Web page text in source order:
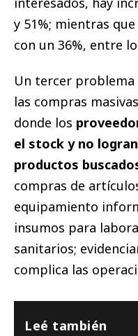
y 51%; mientras
con un 36%, entre
Un tercer
las compras
donde los
el stock y no
productos
compras de
equipamiento
insumos para
sanitarios;
complica las
Leé también